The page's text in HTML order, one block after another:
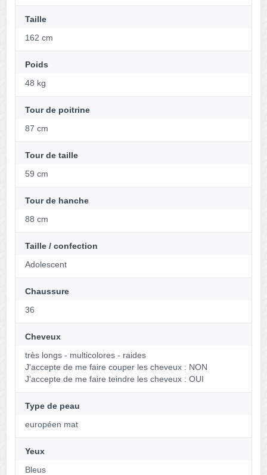
Taille
162 cm
Poids
48 kg
Tour de poitrine
87 cm
Tour de taille
59 cm
Tour de hanche
88 cm
Taille / confection
Adolescent
Chaussure
36
Cheveux
très longs - multicolores - raides
J'accepte de me faire couper les cheveux : NON
J'accepte de me faire teindre les cheveux : OUI
Type de peau
européen mat
Yeux
Bleus